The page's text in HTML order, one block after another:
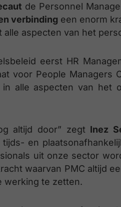
de Personnel
verbinding een enorm
aspecten van het
eerst HR
voor People Managers
alle aspecten van het
altijd door” zegt Inez
en
uit onze sector
waarvan PMC altijd
werking te zetten.